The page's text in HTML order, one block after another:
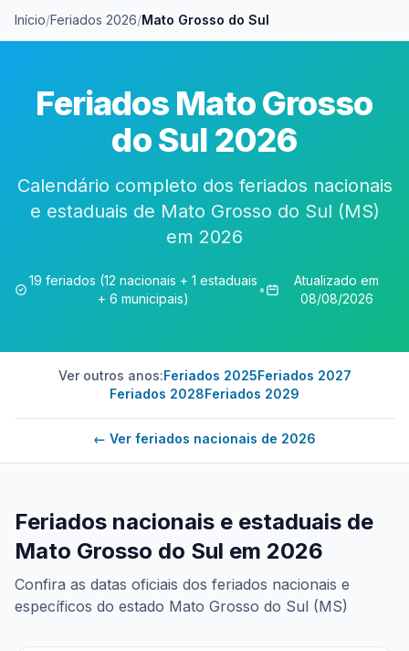
Início/Feriados 2026/Mato Grosso do Sul
Feriados Mato Grosso
do Sul 2026
Calendário completo dos feriados nacionais
e estaduais de Mato Grosso do Sul (MS)
em 2026
19 feriados (12 nacionais + 1 estaduais
+ 6 municipais)
•
Atualizado em
08/08/2026
Ver outros anos:Feriados 2025Feriados 2027
Feriados 2028Feriados 2029
← Ver feriados nacionais de 2026
Feriados nacionais e estaduais de
Mato Grosso do Sul em 2026
Confira as datas oficiais dos feriados nacionais e
específicos do estado Mato Grosso do Sul (MS)